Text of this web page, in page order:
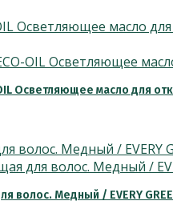
OIL Осветляющее масло для
Медный / EVERY GREEN